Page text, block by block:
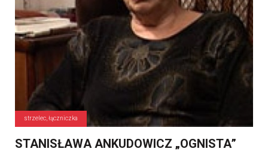
strzelec, łączniczka
STANISŁAWA ANKUDOWICZ „OGNISTA”